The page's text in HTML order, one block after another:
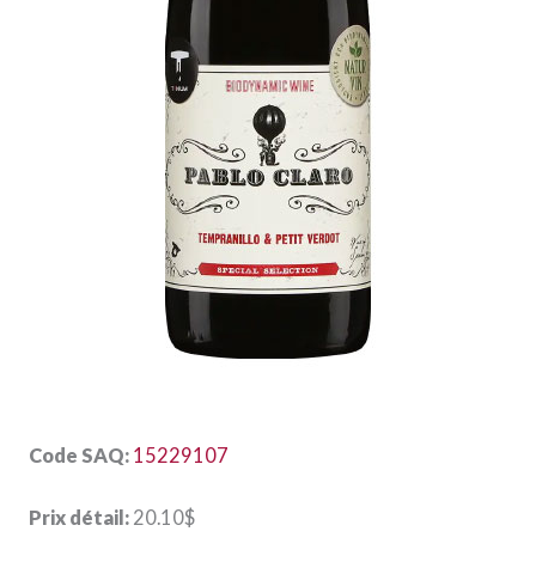
Code SAQ: 15229107
Prix détail: 20.10$